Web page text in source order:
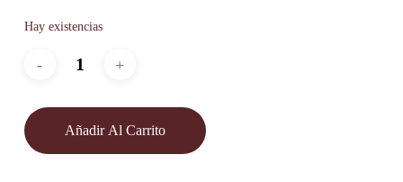
Hay existencias
Añadir Al Carrito